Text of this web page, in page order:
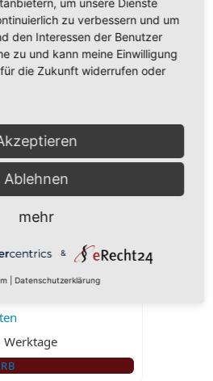
Werktage
Werktage
zu verbessern und um
den Interessen der Benutzer
zu und kann meine Einwilligung
die Zukunft widerrufen oder
Ablehnen
mehr
&
Datenschutzerklärung